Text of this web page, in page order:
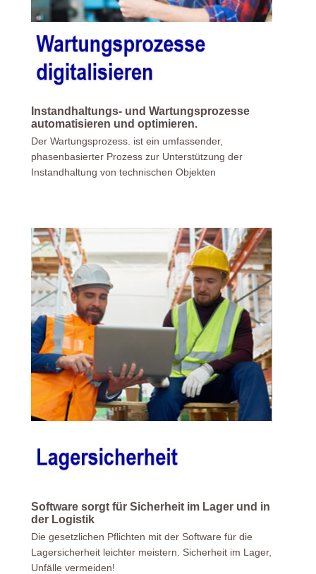
Instandhaltungs- und Wartungsprozesse
automatisieren und optimieren.
Der Wartungsprozess. ist ein umfassender,
phasenbasierter Prozess zur Unterstützung der
Instandhaltung von technischen Objekten
Software sorgt für Sicherheit im Lager und in
der Logistik
Die gesetzlichen Pflichten mit der Software für die
Lagersicherheit leichter meistern. Sicherheit im Lager,
Unfälle vermeiden!